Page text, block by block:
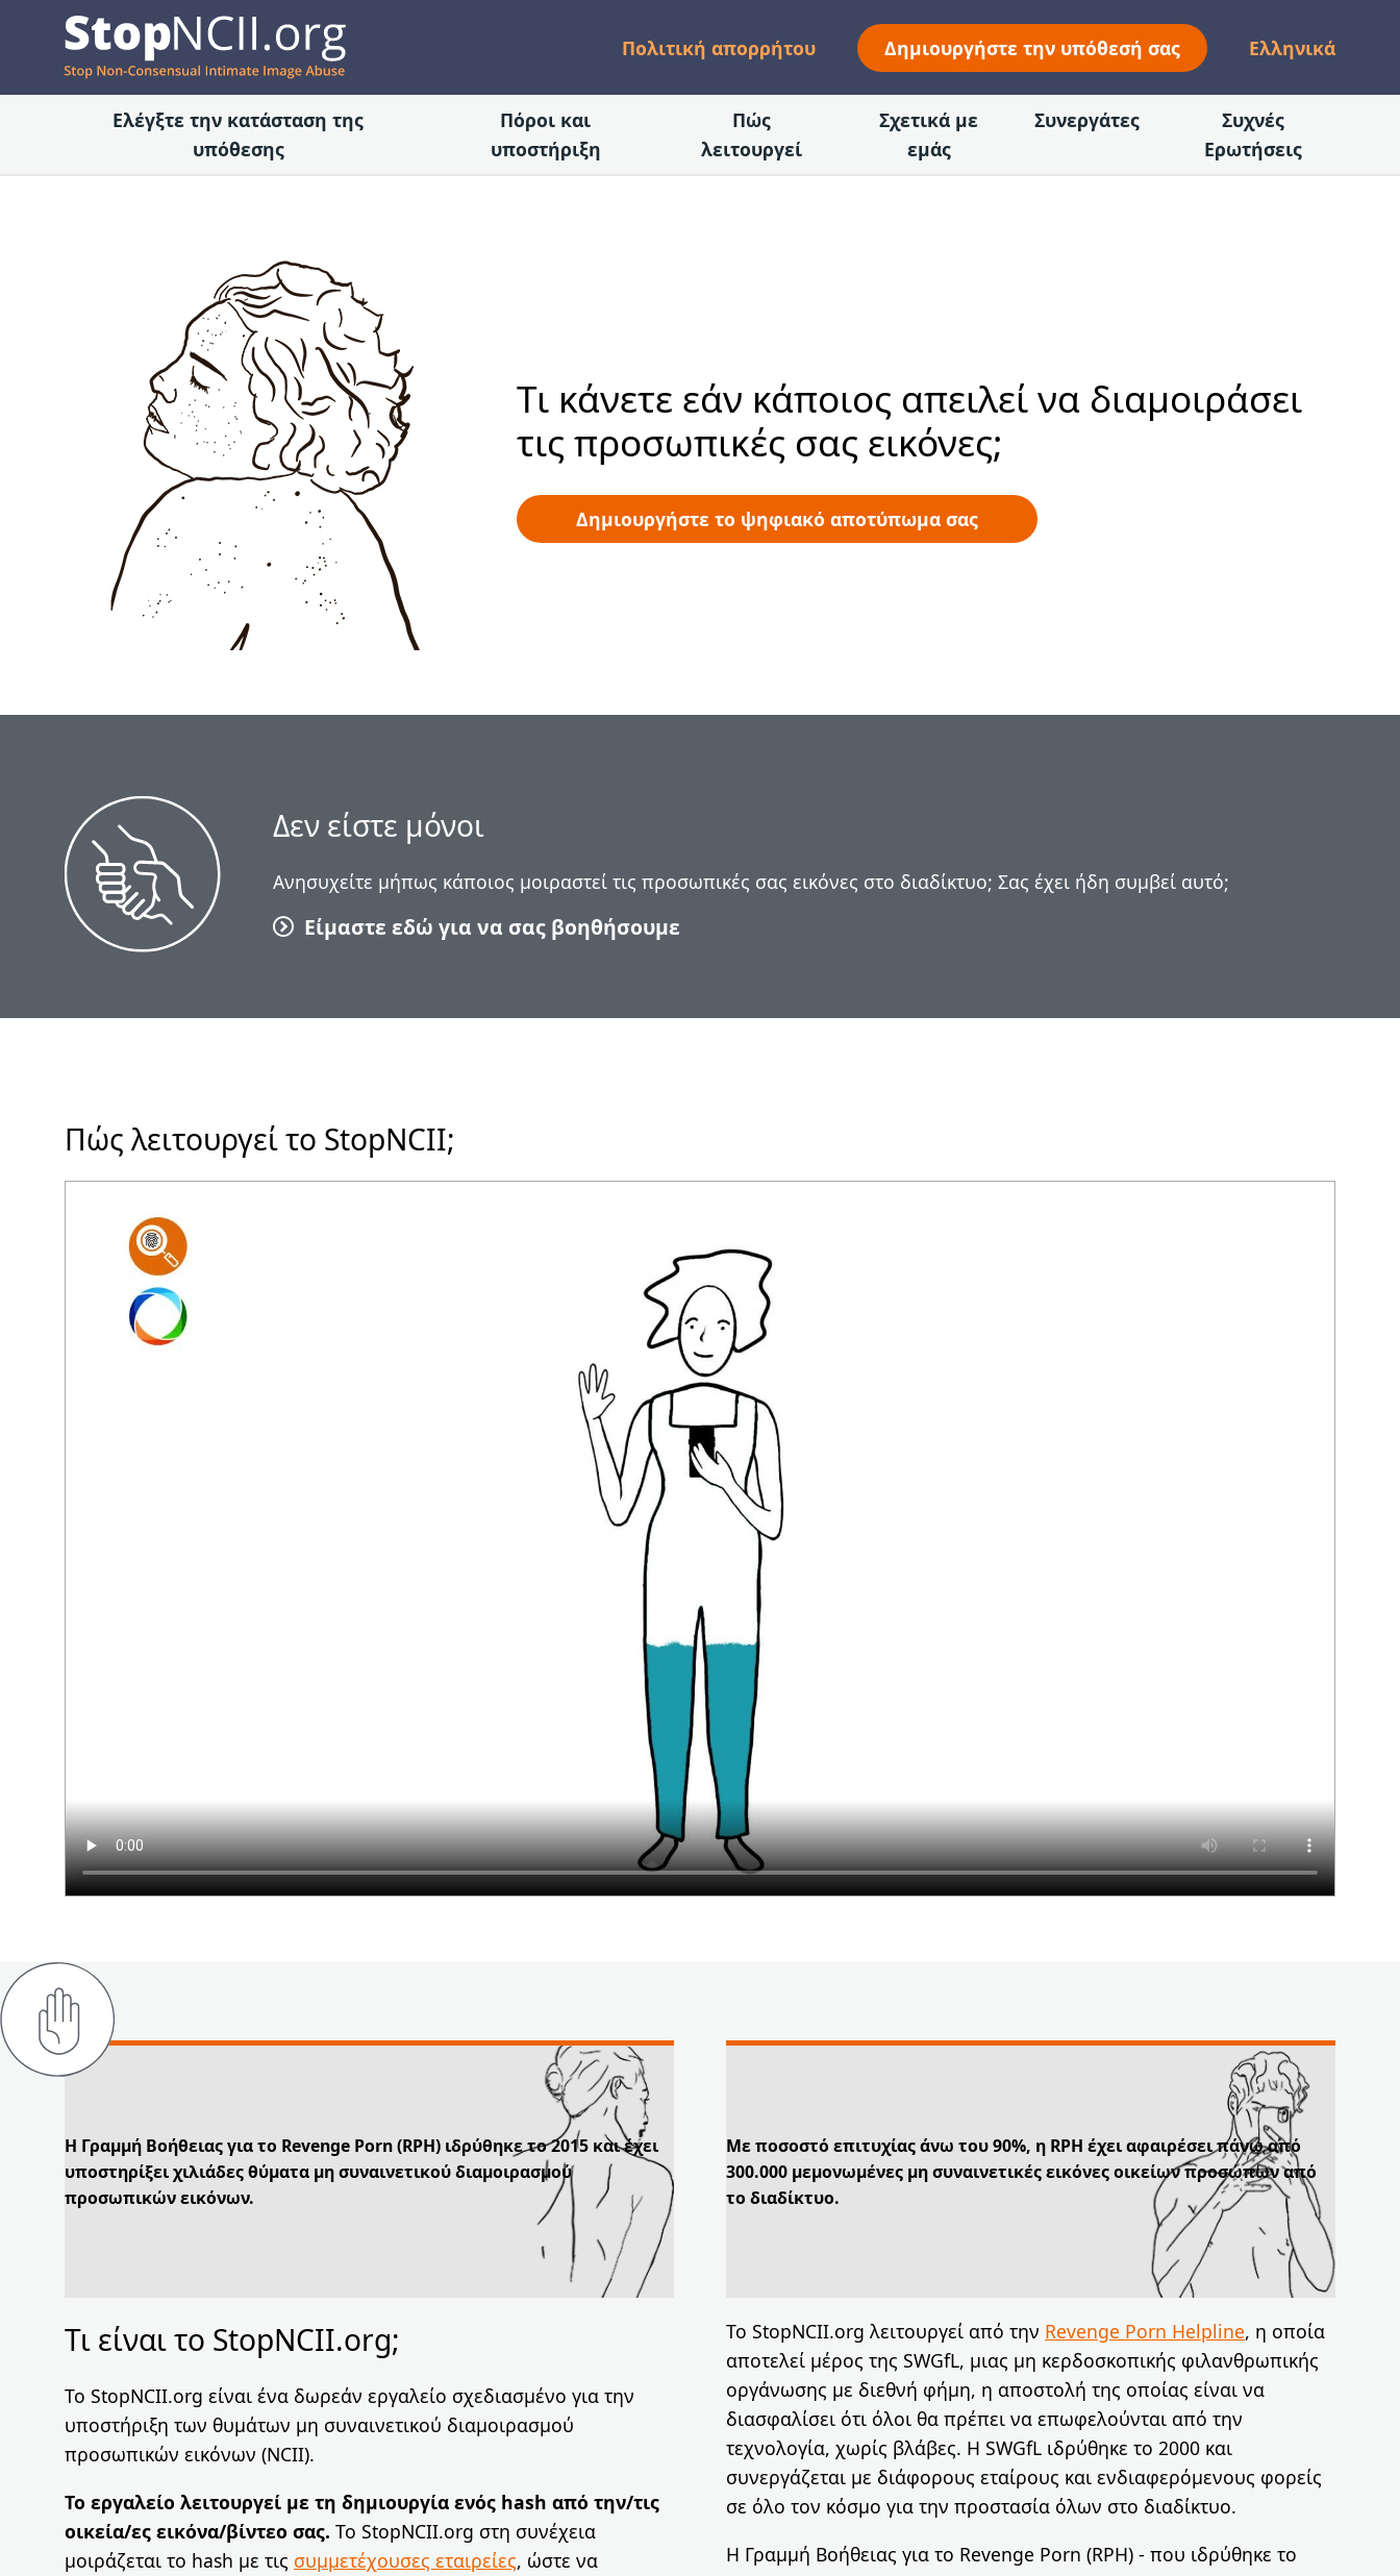
Πολιτική απορρήτου Δημιουργήστε την υπόθεσή σας Ελληνικά
Ελέγξτε την κατάσταση της
υπόθεσης
Πόροι και
υποστήριξη
Πώς
λειτουργεί
Σχετικά με
εμάς
Συνεργάτες
Συχνές
Ερωτήσεις
Τι κάνετε εάν κάποιος απειλεί να διαμοιράσει
τις προσωπικές σας εικόνες;
Δημιουργήστε το ψηφιακό αποτύπωμα σας
Δεν είστε μόνοι
Ανησυχείτε μήπως κάποιος μοιραστεί τις προσωπικές σας εικόνες στο διαδίκτυο; Σας έχει ήδη συμβεί αυτό;
Είμαστε εδώ για να σας βοηθήσουμε
Πώς λειτουργεί το StopNCII;
Η Γραμμή Βοήθειας για το Revenge Porn (RPH) ιδρύθηκε το 2015 και έχει
υποστηρίξει χιλιάδες θύματα μη συναινετικού διαμοιρασμού
προσωπικών εικόνων.
Τι είναι το StopNCII.org;
Το StopNCII.org είναι ένα δωρεάν εργαλείο σχεδιασμένο για την
υποστήριξη των θυμάτων μη συναινετικού διαμοιρασμού
προσωπικών εικόνων (NCII).
Το εργαλείο λειτουργεί με τη δημιουργία ενός hash από την/τις
οικεία/ες εικόνα/βίντεο σας. Το StopNCII.org στη συνέχεια
μοιράζεται το hash με τις συμμετέχουσες εταιρείες, ώστε να
Με ποσοστό επιτυχίας άνω του 90%, η RPH έχει αφαιρέσει πάνω από
300.000 μεμονωμένες μη συναινετικές εικόνες οικείων προσώπων από
το διαδίκτυο.
Το StopNCII.org λειτουργεί από την Revenge Porn Helpline, η οποία
αποτελεί μέρος της SWGfL, μιας μη κερδοσκοπικής φιλανθρωπικής
οργάνωσης με διεθνή φήμη, η αποστολή της οποίας είναι να
διασφαλίσει ότι όλοι θα πρέπει να επωφελούνται από την
τεχνολογία, χωρίς βλάβες. Η SWGfL ιδρύθηκε το 2000 και
συνεργάζεται με διάφορους εταίρους και ενδιαφερόμενους φορείς
σε όλο τον κόσμο για την προστασία όλων στο διαδίκτυο.
Η Γραμμή Βοήθειας για το Revenge Porn (RPH) - που ιδρύθηκε το